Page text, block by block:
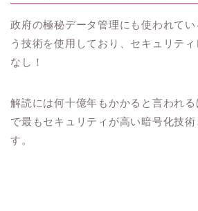
政府の極秘データ管理にも使われて
う技術を使用しており、セキュリテ
なし！
解読には何十億年もかかると言われ
で最もセキュリティが高い暗号化技
す。